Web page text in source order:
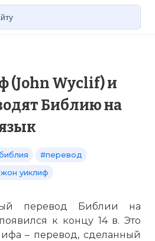
(John Wyclif) и
Библию на
#перевод
уиклиф
перевод Библии на
к концу 14 в. Это
– перевод, сделанный